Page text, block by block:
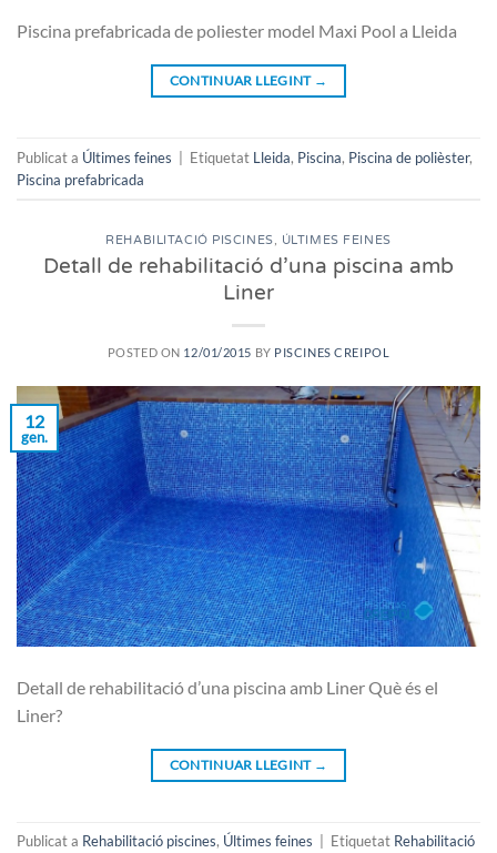
Piscina prefabricada de poliester model Maxi Pool a Lleida
CONTINUAR LLEGINT →
Publicat a Últimes feines Etiquetat Lleida, Piscina, Piscina de polièster,
Piscina prefabricada
REHABILITACIÓ PISCINES, ÚLTIMES FEINES
Detall de rehabilitació d’una piscina amb
Liner
POSTED ON 12/01/2015 BY PISCINES CREIPOL
12
gen.
Detall de rehabilitació d’una piscina amb Liner Què és el
Liner?
CONTINUAR LLEGINT →
Publicat a Rehabilitació piscines, Últimes feines Etiquetat Rehabilitació